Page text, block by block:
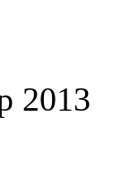
2013